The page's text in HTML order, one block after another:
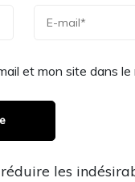
et mon site dans
les